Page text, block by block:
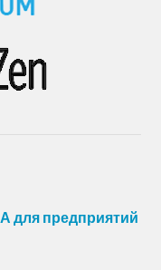
для предприятий